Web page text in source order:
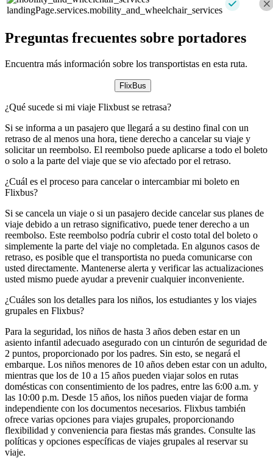
landingPage.services.mobility_and_wheelchair_services
Preguntas frecuentes sobre portadores
Encuentra más información sobre los transportistas en esta ruta.
FlixBus
¿Qué sucede si mi viaje Flixbust se retrasa?
Si se informa a un pasajero que llegará a su destino final con un
retraso de al menos una hora, tiene derecho a cancelar su viaje y
solicitar un reembolso. El reembolso puede aplicarse a todo el boleto
o solo a la parte del viaje que se vio afectado por el retraso.
¿Cuál es el proceso para cancelar o intercambiar mi boleto en
Flixbus?
Si se cancela un viaje o si un pasajero decide cancelar sus planes de
viaje debido a un retraso significativo, puede tener derecho a un
reembolso. Este reembolso podría cubrir el costo total del boleto o
simplemente la parte del viaje no completada. En algunos casos de
retraso, es posible que el transportista no pueda comunicarse con
usted directamente. Mantenerse alerta y verificar las actualizaciones
usted mismo puede ayudar a prevenir cualquier inconveniente.
¿Cuáles son los detalles para los niños, los estudiantes y los viajes
grupales en Flixbus?
Para la seguridad, los niños de hasta 3 años deben estar en un
asiento infantil adecuado asegurado con un cinturón de seguridad de
2 puntos, proporcionado por los padres. Sin esto, se negará el
embarque. Los niños menores de 10 años deben estar con un adulto,
mientras que los de 10 a 15 años pueden viajar solos en rutas
domésticas con consentimiento de los padres, entre las 6:00 a.m. y
las 10:00 p.m. Desde 15 años, los niños pueden viajar de forma
independiente con los documentos necesarios. Flixbus también
ofrece varias opciones para viajes grupales, proporcionando
flexibilidad y conveniencia para fiestas más grandes. Consulte las
políticas y opciones específicas de viajes grupales al reservar su
viaje.